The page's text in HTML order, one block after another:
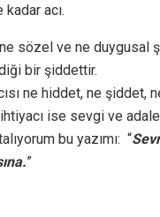
kadar acı.
sözel ve ne duygusal
bir şiddettir.
ne hiddet, ne şiddet,
ise sevgi ve
bu yazımı: “
”